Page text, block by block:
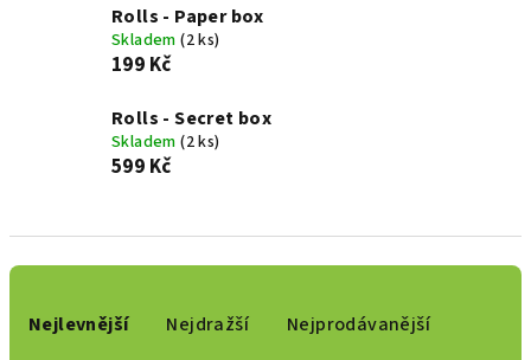
Rolls - Paper box
Skladem(2 ks)
199 Kč
Rolls - Secret box
Skladem(2 ks)
599 Kč
Nejlevnější Nejdražší Nejprodávanější